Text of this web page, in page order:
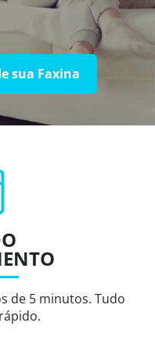
sua Faxina
de 5 minutos. Tudo